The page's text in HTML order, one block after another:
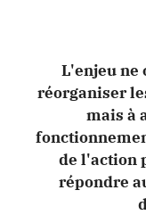
L'enjeu ne
réorganiser
mais à
de l'action
répondre